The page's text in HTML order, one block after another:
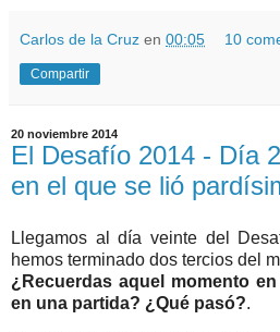
Carlos de la Cruz en 00:05 10
Compartir
20 noviembre 2014
El Desafío 2014 - Día
en el que se lió
Llegamos al día veinte del
hemos terminado dos tercios del
¿Recuerdas aquel momento
en una partida? ¿Qué pasó?.